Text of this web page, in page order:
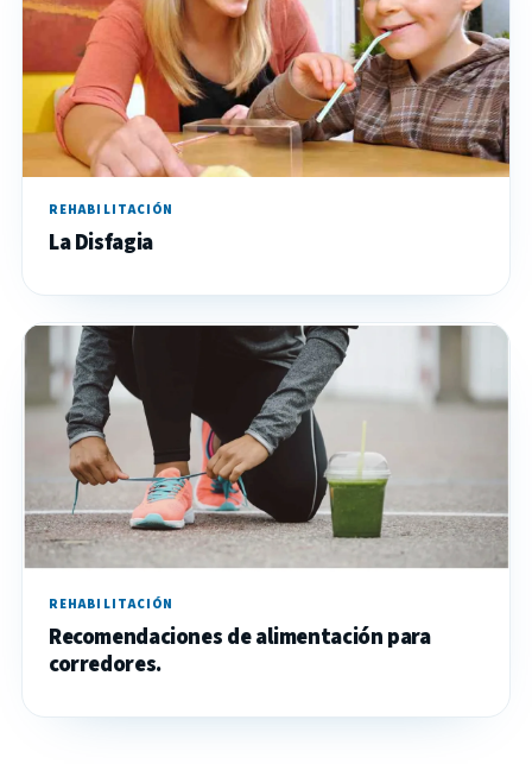
REHABILITACIÓN
La Disfagia
REHABILITACIÓN
Recomendaciones de alimentación para
corredores.